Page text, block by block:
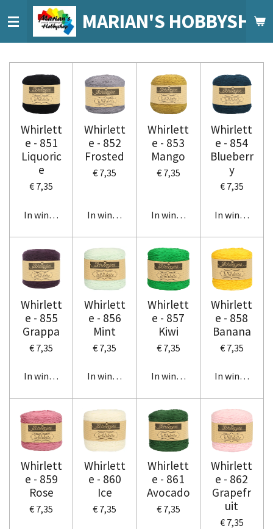
direct
naar
MARIAN'S
Whirlett
e - 851
Liquoric
e
€ 7,35
In winkelwagen
Whirlett
e - 852
Frosted
€ 7,35
In winkelwagen
Whirlett
e - 853
Mango
€ 7,35
In winkelwagen
Whirlett
e - 854
Blueberr
y
€ 7,35
In
Whirlett
e - 855
Grappa
€ 7,35
In winkelwagen
Whirlett
e - 856
Mint
€ 7,35
In winkelwagen
Whirlett
e - 857
Kiwi
€ 7,35
In winkelwagen
Whirlett
e - 858
Banana
€ 7,35
In
Whirlett
e - 859
Rose
€ 7,35
Whirlett
e - 860
Ice
€ 7,35
Whirlett
e - 861
Avocado
€ 7,35
Whirlett
e - 862
Grapefr
uit
€ 7,35